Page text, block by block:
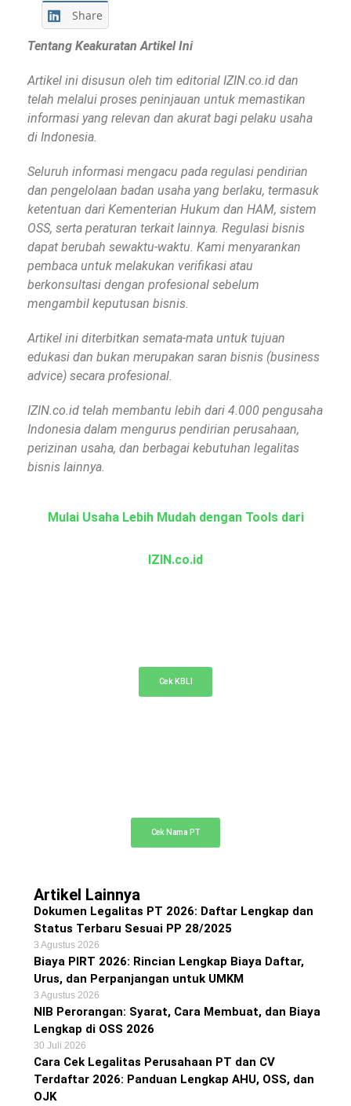
Share
Tentang Keakuratan Artikel Ini
Artikel ini disusun oleh tim editorial IZIN.co.id dan
telah melalui proses peninjauan untuk memastikan
informasi yang relevan dan akurat bagi pelaku usaha
di Indonesia.
Seluruh informasi mengacu pada regulasi pendirian
dan pengelolaan badan usaha yang berlaku, termasuk
ketentuan dari Kementerian Hukum dan HAM, sistem
OSS, serta peraturan terkait lainnya. Regulasi bisnis
dapat berubah sewaktu-waktu. Kami menyarankan
pembaca untuk melakukan verifikasi atau
berkonsultasi dengan profesional sebelum
mengambil keputusan bisnis.
Artikel ini diterbitkan semata-mata untuk tujuan
edukasi dan bukan merupakan saran bisnis (business
advice) secara profesional.
IZIN.co.id telah membantu lebih dari 4.000 pengusaha
Indonesia dalam mengurus pendirian perusahaan,
perizinan usaha, dan berbagai kebutuhan legalitas
bisnis lainnya.
Mulai Usaha Lebih Mudah dengan Tools dari
IZIN.co.id
Cek KBLI
Cek Nama PT
Artikel Lainnya
Dokumen Legalitas PT 2026: Daftar Lengkap dan
Status Terbaru Sesuai PP 28/2025
3 Agustus 2026
Biaya PIRT 2026: Rincian Lengkap Biaya Daftar,
Urus, dan Perpanjangan untuk UMKM
3 Agustus 2026
NIB Perorangan: Syarat, Cara Membuat, dan Biaya
Lengkap di OSS 2026
30 Juli 2026
Cara Cek Legalitas Perusahaan PT dan CV
Terdaftar 2026: Panduan Lengkap AHU, OSS, dan
OJK